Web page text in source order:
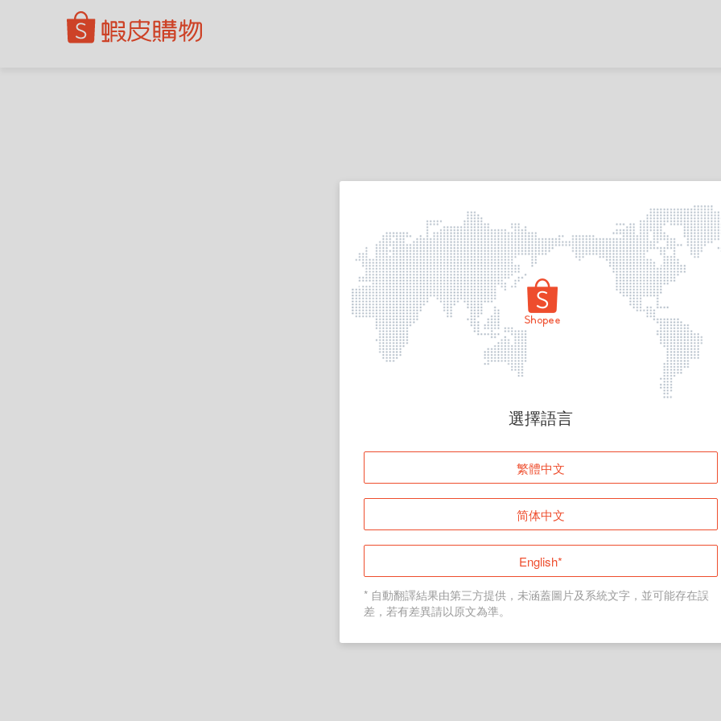
頁面無法顯示
登入
返回首頁
選擇語言
繁體中文
简体中文
English*
* 自動翻譯結果由第三方提供，未涵蓋圖片及系統文字，並可能存在誤
差，若有差異請以原文為準。